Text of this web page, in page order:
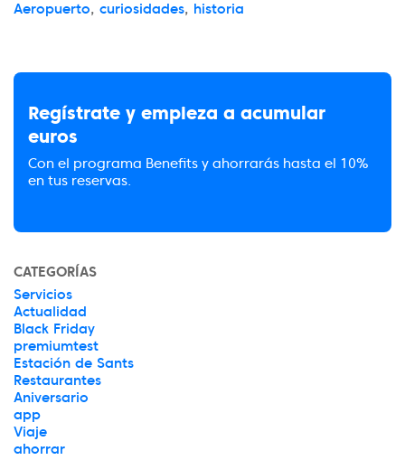
Aeropuerto, curiosidades, historia
Regístrate y empieza a acumular
euros
Con el programa Benefits y ahorrarás hasta el 10%
en tus reservas.
CATEGORÍAS
Servicios
Actualidad
Black Friday
premiumtest
Estación de Sants
Restaurantes
Aniversario
app
Viaje
ahorrar